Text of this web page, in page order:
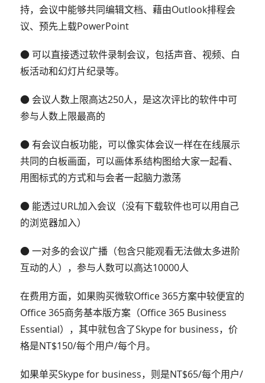
持，会议中能够共同编辑文档、藉由Outlook排程会
议、预先上载PowerPoint
● 可以直接透过软件录制会议，包括声音、视频、白
板活动和幻灯片纪录等。
● 会议人数上限高达250人，是这次评比的软件中可
参与人数上限最高的
● 有会议白板功能，可以像实体会议一样在在线展示
共同的白板画面，可以画体系结构图给大家一起看、
用图标式的方式和与会者一起脑力激荡
● 能透过URL加入会议（没有下载软件也可以用自己
的浏览器加入）
● 一对多的会议广播（包含只能观看无法做太多进阶
互动的人），参与人数可以高达10000人
在费用方面，如果购买微软Office 365方案中较便宜的
Office 365商务基本版方案（Office 365 Business
Essential），其中就包含了Skype for business，价
格是NT$150/每个用户/每个月。
如果单买Skype for business，则是NT$65/每个用户/